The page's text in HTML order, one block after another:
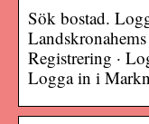
Sök bostad.
Registrering ·
Logga in i